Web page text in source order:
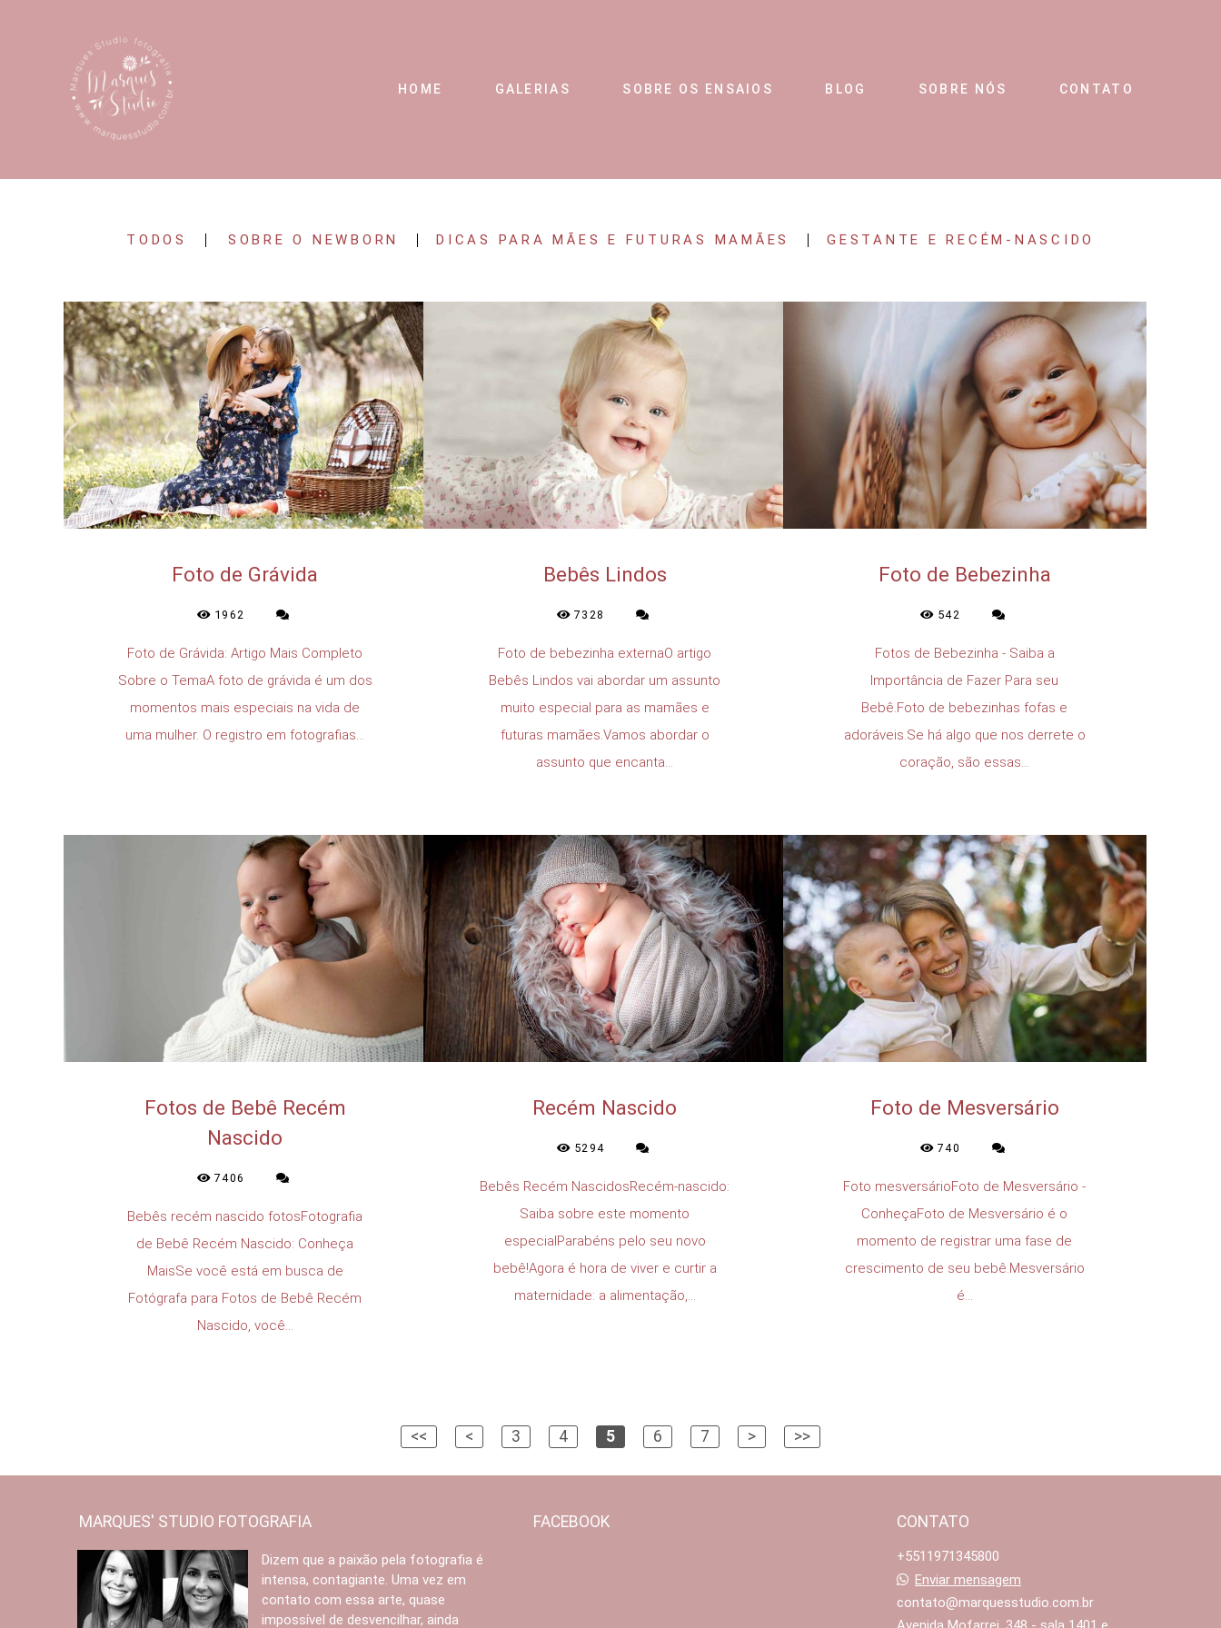
HOME GALERIAS SOBRE OS ENSAIOS BLOG SOBRE NÓS CONTATO
TODOS SOBRE O NEWBORN DICAS PARA MÃES E FUTURAS MAMÃES GESTANTE E RECÉM-NASCIDO
Foto de Grávida
1962
Foto de Grávida: Artigo Mais Completo
Sobre o TemaA foto de grávida é um dos
momentos mais especiais na vida de
uma mulher. O registro em fotografias...
Bebês Lindos
7328
Foto de bebezinha externaO artigo
Bebês Lindos vai abordar um assunto
muito especial para as mamães e
futuras mamães.Vamos abordar o
assunto que encanta...
Foto de Bebezinha
542
Fotos de Bebezinha - Saiba a
Importância de Fazer Para seu
Bebê.Foto de bebezinhas fofas e
adoráveis.Se há algo que nos derrete o
coração, são essas...
Fotos de Bebê Recém
Nascido
7406
Bebês recém nascido fotosFotografia
de Bebê Recém Nascido: Conheça
MaisSe você está em busca de
Fotógrafa para Fotos de Bebê Recém
Nascido, você...
Recém Nascido
5294
Bebês Recém NascidosRecém-nascido:
Saiba sobre este momento
especialParabéns pelo seu novo
bebê!Agora é hora de viver e curtir a
maternidade: a alimentação,...
Foto de Mesversário
740
Foto mesversárioFoto de Mesversário -
ConheçaFoto de Mesversário é o
momento de registrar uma fase de
crescimento de seu bebê.Mesversário
é...
<< < 3 4 5 6 7 > >>
MARQUES' STUDIO FOTOGRAFIA
Dizem que a paixão pela fotografia é
intensa, contagiante. Uma vez em
contato com essa arte, quase
impossível de desvencilhar, ainda
FACEBOOK CONTATO
+5511971345800
Enviar mensagem
contato@marquesstudio.com.br